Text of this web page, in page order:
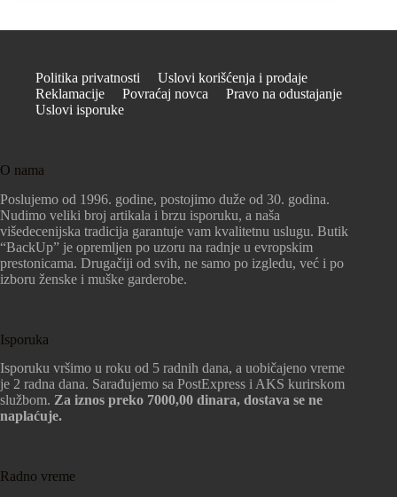
Politika privatnosti
Uslovi korišćenja i prodaje
Reklamacije
Povraćaj novca
Pravo na odustajanje
Uslovi isporuke
O nama
Poslujemo od 1996. godine, postojimo duže od 30. godina.
Nudimo veliki broj artikala i brzu isporuku, a naša
višedecenijska tradicija garantuje vam kvalitetnu uslugu. Butik
“BackUp” je opremljen po uzoru na radnje u evropskim
prestonicama. Drugačiji od svih, ne samo po izgledu, već i po
izboru ženske i muške garderobe.
Isporuka
Isporuku vršimo u roku od 5 radnih dana, a uobičajeno vreme
je 2 radna dana. Sarađujemo sa PostExpress i AKS kurirskom
službom. Za iznos preko 7000,00 dinara, dostava se ne
naplaćuje.
Radno vreme